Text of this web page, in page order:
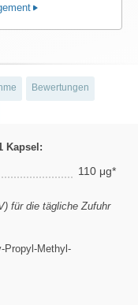
Bewertungen
Kapsel:
110 μg*
für die tägliche Zufuhr
Propyl-Methyl-